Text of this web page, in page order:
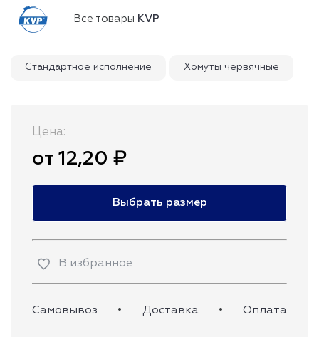
Все товары KVP
Стандартное исполнение Хомуты червячные
Цена:
от 12,20 ₽
Выбрать размер
В избранное
Самовывоз • Доставка • Оплата